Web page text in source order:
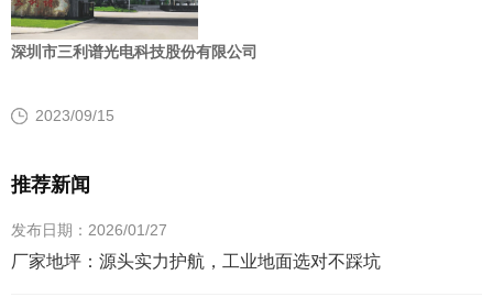
深圳市三利谱光电科技股份有限公司
2023/09/15
推荐新闻
发布日期：2026/01/27
厂家地坪：源头实力护航，工业地面选对不踩坑